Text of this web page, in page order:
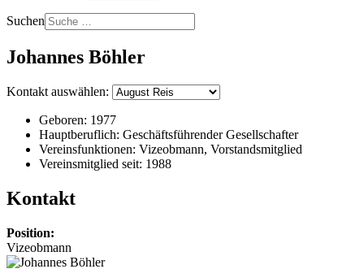
Suchen
Johannes Böhler
Kontakt auswählen:
Geboren: 1977
Hauptberuflich: Geschäftsführender Gesellschafter
Vereinsfunktionen: Vizeobmann, Vorstandsmitglied
Vereinsmitglied seit: 1988
Kontakt
Position:
Vizeobmann